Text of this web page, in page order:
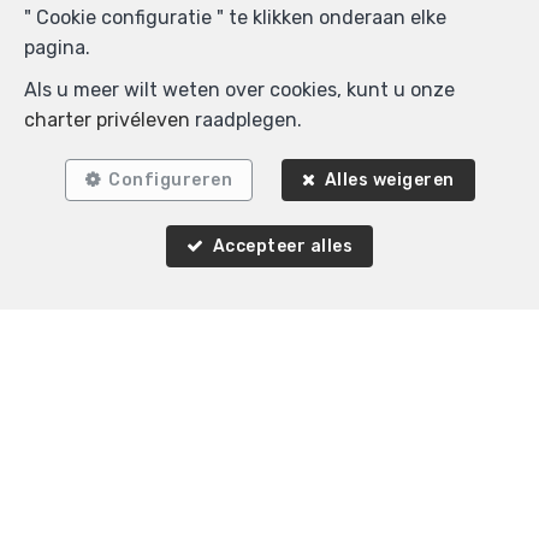
" Cookie configuratie " te klikken onderaan elke
pagina.
Als u meer wilt weten over cookies, kunt u onze
charter privéleven raadplegen.
Configureren Alles weigeren
Accepteer alles